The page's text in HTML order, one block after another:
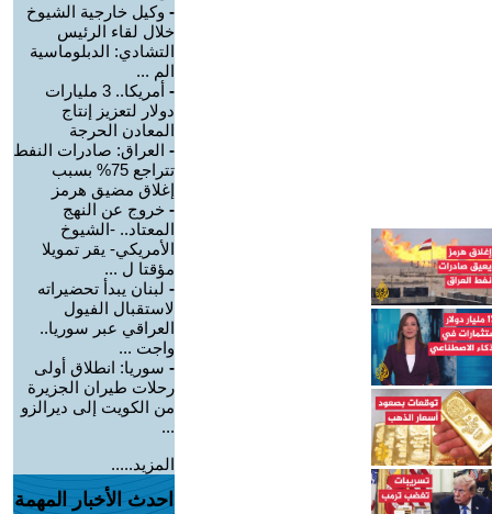
- وكيل خارجية الشيوخ
خلال لقاء الرئيس
التشادي: الدبلوماسية
الم ...
-
أمريكا.. 3 مليارات
دولار لتعزيز إنتاج
المعادن الحرجة
- العراق: صادرات النفط
تتراجع 75% بسبب
إغلاق مضيق هرمز
- خروج عن النهج
المعتاد.. -الشيوخ
الأمريكي- يقر تمويلا
مؤقتا ل ...
- لبنان يبدأ تحضيراته
لاستقبال الفيول
العراقي عبر سوريا..
واجت ...
- سوريا: انطلاق أولى
رحلات طيران الجزيرة
من الكويت إلى ديرالزو
...
المزيد.....
احدث الأخبار المهمة